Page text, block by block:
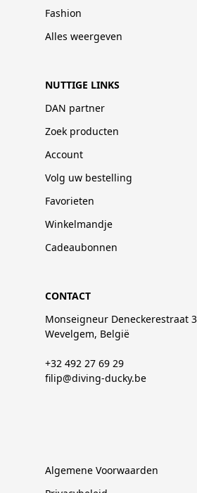
Fashion
Alles weergeven
NUTTIGE LINKS
DAN partner
Zoek producten
Account
Volg uw bestelling
Favorieten
Winkelmandje
Cadeaubonnen
CONTACT
Monseigneur Deneckerestraat
Wevelgem, België
+32 492 27 69 29
filip@diving-ducky.be
Algemene Voorwaarden